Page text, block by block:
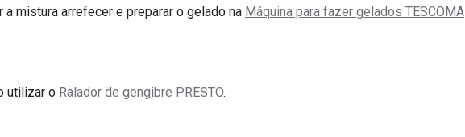
mistura arrefecer e preparar o gelado na Máquina para fazer gelados TESCOMA
utilizar o Ralador de gengibre PRESTO.